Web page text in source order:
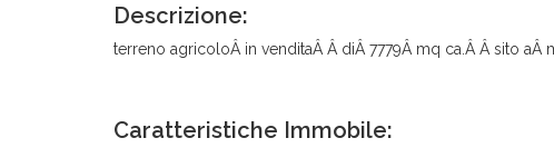
Descrizione:
terreno agricoloÂ in venditaÂ Â diÂ 7779Â mq ca.Â Â sito aÂ
Caratteristiche Immobile: